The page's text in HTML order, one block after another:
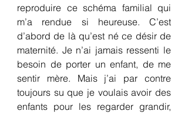
reproduire ce schéma familial qui
m’a rendue si heureuse. C’est
d’abord de là qu’est né ce désir de
maternité. Je n’ai jamais ressenti le
besoin de porter un enfant, de me
sentir mère. Mais j’ai par contre
toujours su que je voulais avoir des
enfants pour les regarder grandir,